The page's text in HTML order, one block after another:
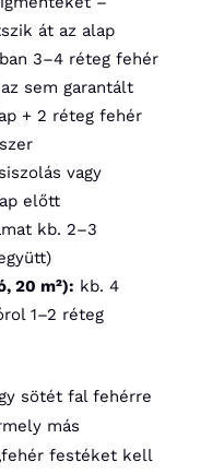
át az alap
3–4 réteg fehér
sem garantált
+ 2 réteg fehér
vagy
előtt
kb. 2–3
20 m²): kb. 4
1–2 réteg
sötét fal fehérre
más
festéket kell